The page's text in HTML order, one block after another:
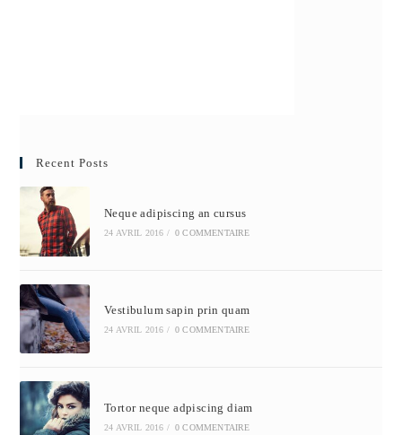
Recent Posts
Neque adipiscing an cursus
24 AVRIL 2016 / 0 COMMENTAIRE
Vestibulum sapin prin quam
24 AVRIL 2016 / 0 COMMENTAIRE
Tortor neque adpiscing diam
24 AVRIL 2016 / 0 COMMENTAIRE